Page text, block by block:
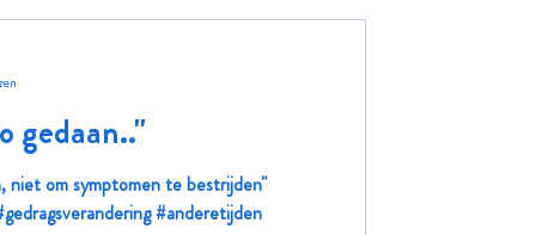
gedaan.."
niet om symptomen te bestrijden"
#anderetijden